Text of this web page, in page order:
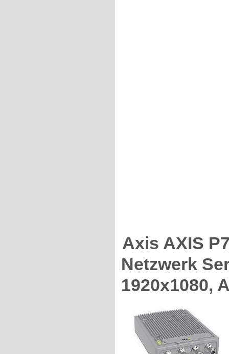
Axis AXIS
Netzwerk
1920x1080,